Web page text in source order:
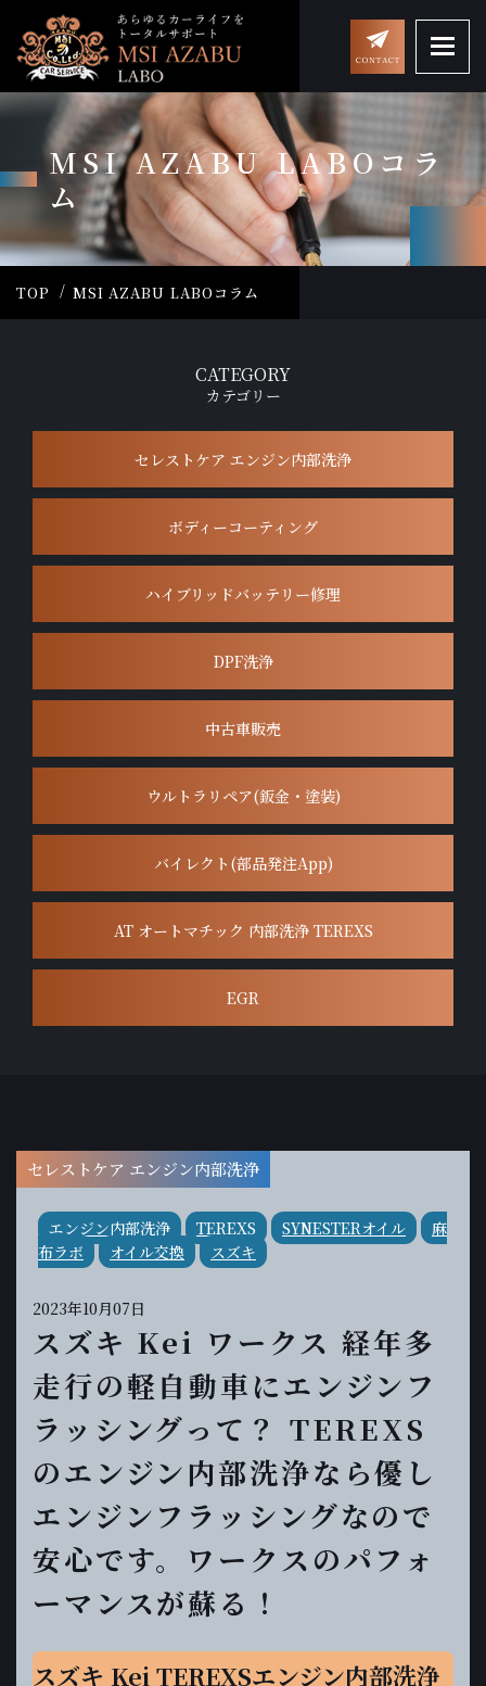
MSI AZABU LABOコラ
ム
TOP MSI AZABU LABOコラム
CATEGORY
カテゴリー
セレストケア エンジン内部洗浄
ボディーコーティング
ハイブリッドバッテリー修理
DPF洗浄
中古車販売
ウルトラリペア(鈑金・塗装)
バイレクト(部品発注App)
AT オートマチック 内部洗浄 TEREXS
EGR
セレストケア エンジン内部洗浄
エンジン内部洗浄 TEREXS SYNESTERオイル
麻
布ラボ
オイル交換 スズキ
2023年10月07日
スズキ Kei ワークス 経年多
走行の軽自動車にエンジンフ
ラッシングって？ TEREXS
のエンジン内部洗浄なら優し
エンジンフラッシングなので
安心です。ワークスのパフォ
ーマンスが蘇る！
スズキ Kei TEREXSエンジン内部洗浄